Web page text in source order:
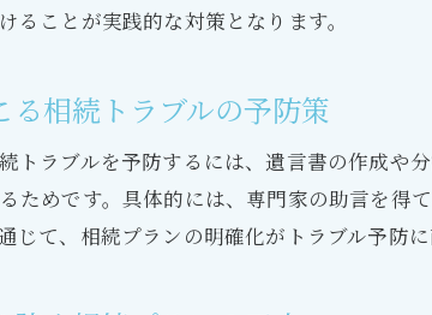
ることが実践的な対策となります。
る相続トラブルの予防策
トラブルを予防するには、遺言書の作成や
ためです。具体的には、専門家の助言を得
じて、相続プランの明確化がトラブル予防に